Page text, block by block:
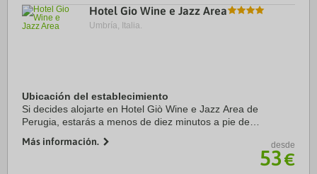
Hotel Gio Wine e Jazz Area
Umbría, Italia.
Ubicación del establecimiento
Si decides alojarte en Hotel Giò Wine e Jazz Area de
Perugia, estarás a menos de diez minutos a pie de
Además, este hotel se encuentra a 23,2 km de Lago ...
Más información. desde
53€